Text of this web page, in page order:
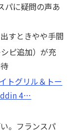
パに疑問の声あ
すときやや手間
ピ追加）が充
トグリル＆トー
4…
。フランスパ